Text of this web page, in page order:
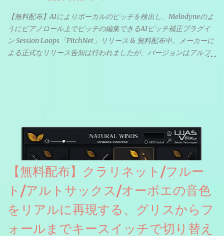
【無料配布】AIによりボーカルのピッチを検出し、Melodyneのよ
うにピアノロール上でピッチの編集できるAIピッチ補正プラグイ
ン Session Loops「PitchNet」リリース & 無料配布中。メーカーに
よる正式なリリース告知は行われましたが、バージョンはアルフ
ソースを元に設計・改良した製品のようです。
【無料配布】クラリネット/フルー
ト/アルトサックス/オーボエの音色
をリアルに再現する、グリスからフ
ォールまでキースイッチで切り替え